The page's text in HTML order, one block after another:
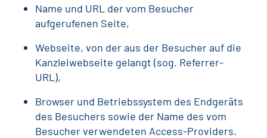
Name und URL der vom Besucher
aufgerufenen Seite,
Webseite, von der aus der Besucher auf die
Kanzleiwebseite gelangt (sog. Referrer-
URL),
Browser und Betriebssystem des Endgeräts
des Besuchers sowie der Name des vom
Besucher verwendeten Access-Providers.